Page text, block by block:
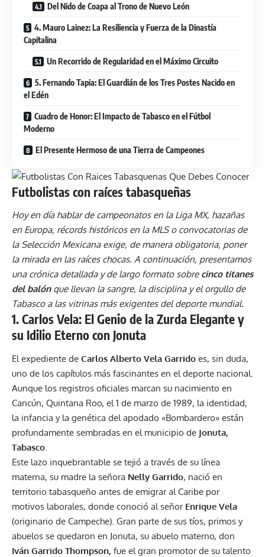
Del Nido de Coapa al Trono de Nuevo León
4. Mauro Lainez: La Resiliencia y Fuerza de la Dinastía
Capitalina
Un Recorrido de Regularidad en el Máximo Circuito
5. Fernando Tapia: El Guardián de los Tres Postes Nacido en
el Edén
Cuadro de Honor: El Impacto de Tabasco en el Fútbol
Moderno
El Presente Hermoso de una Tierra de Campeones
Futbolistas con raíces tabasqueñas
Hoy en día hablar de campeonatos en la Liga MX, hazañas
en Europa, récords históricos en la MLS o convocatorias de
la Selección Mexicana exige, de manera obligatoria, poner
la mirada en las raíces chocas. A continuación, presentamos
una crónica detallada y de largo formato sobre cinco titanes
del balónque llevan la sangre, la disciplina y el orgullo de
Tabasco a las vitrinas más exigentes del deporte mundial.
1. Carlos Vela: El Genio de la Zurda Elegante y
su Idilio Eterno con Jonuta
El expediente de Carlos Alberto Vela Garrido es, sin duda,
uno de los capítulos más fascinantes en el deporte nacional.
Aunque los registros oficiales marcan su nacimiento en
Cancún, Quintana Roo, el 1 de marzo de 1989, la identidad,
la infancia y la genética del apodado «Bombardero» están
profundamente sembradas en el municipio de Jonuta,
Tabasco
Este lazo inquebrantable se tejió a través de su línea
materna, su madre la señora Nelly Garrido, nació en
territorio tabasqueño antes de emigrar al Caribe por
motivos laborales, donde conoció al señor Enrique Vela
(originario de Campeche). Gran parte de sus tíos, primos y
abuelos se quedaron en Jonuta, su abuelo materno, don
Iván Garrido Thompson, fue el gran promotor de su talento